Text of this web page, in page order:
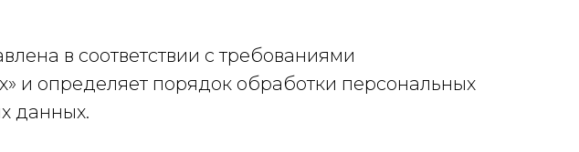
в соответствии с требованиями
определяет порядок обработки персональных
данных.